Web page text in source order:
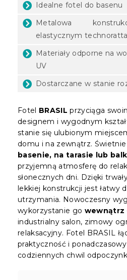
Idealne fotel do basenu
Metalowa
elastycznym
Materiały odporne na
UV
Dostarczane w stanie
Fotel BRASIL przyciąga
designem i wygodnym
stanie się ulubionym
domu i na zewnątrz.
basenie, na tarasie lub
przyjemną atmosferę do
słonecznych dni. Dzięki
lekkiej konstrukcji jest łatwy
utrzymania. Nowoczesny
wykorzystanie go wewnątrz
industrialny salon, zimowy
relaksacyjny. Fotel BRASIL
praktyczność i
codziennych chwil